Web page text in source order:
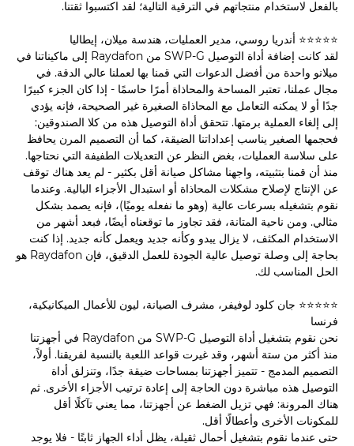
بالفعل لاستخدام منتجاتهم في الترقية التالية؛ لقد اكتسبوا ثقتنا.
⭐⭐⭐⭐⭐ أندريا روسي، مدير العمليات، هندسة ميلان، إيطاليا
لقد كانت إضافة أداة التوصيل SWP-G من Raydafon إلى ماكيناتنا في
ميلانو واحدة من أفضل الدعوات التي قمنا بها لعملنا عالي الدقة. في
مجال عملنا، تعتبر المساحة والمحاذاة أمرًا حاسمًا - إذا كان الجزء كبيرًا
جدًا أو لا يمكنه التعامل مع المحاذاة الصغيرة غير الصحيحة، فإنه يؤدي
إلى إلغاء العملية برمتها. تتحقق أداة التوصيل هذه من كلا الصندوقين:
فحجمها الصغير يناسب إعداداتنا الضيقة، كما أن التصميم المرن يحافظ
على سلاسة العمليات، بغض النظر عن التعديلات الطفيفة التي نحتاجها.
منذ أن قمنا بتثبيته، واجهنا مشاكل صيانة أقل بكثير - لم يعد هناك توقف
عن الإنتاج لإصلاح مشكلات المحاذاة أو استبدال الأجزاء البالية. وعندما
نقوم بتشغيله بسرعات عالية (وهو ما نفعله يوميًا)، فإنه يصمد بشكل
مثالي. ومن ناحية المتانة، فقد تجاوز ما توقعناه أيضًا، فبعد أشهر من
الاستخدام المكثف، لا يزال يبدو وكأنه جديد ويعمل كأنه جديد. إذا كنت
بحاجة إلى وصلة توصيل عالية الجودة للعمل الدقيق، فإن Raydafon هو
الحل المناسب لك.
⭐⭐⭐⭐⭐ جان كلود لوفيفر، مشرف الصيانة، ليون للأعمال الميكانيكية،
فرنسا
نحن نقوم بتشغيل أداة التوصيل SWP-G من Raydafon في أجهزتنا
منذ أكثر من ستة أشهر، وقد غيرت قواعد اللعبة بالنسبة لفريقنا. أولاً،
التصميم المدمج - تتميز أجهزتنا بمساحات ضيقة جدًا، وتنزلق أداة
التوصيل هذه مباشرة دون الحاجة إلى إعادة ترتيب الأجزاء الأخرى. ثم
هناك المرونة: فهي تزيل الضغط عن أجهزتنا، مما يعني تآكلًا أقل
للمكونات الأخرى وأعطالًا أقل.
حتى عندما نقوم بتشغيل أحمال ثقيلة، يظل أداء الجهاز ثابتًا - فلا يوجد